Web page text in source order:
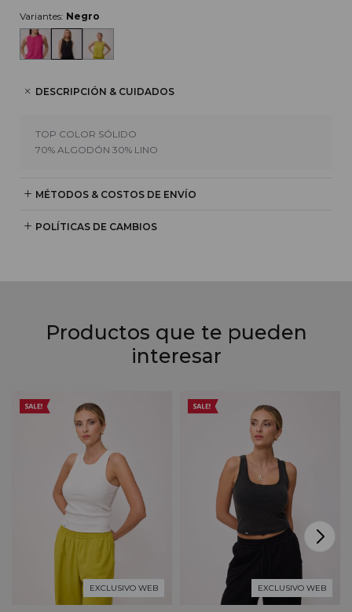
Variantes: Negro
DESCRIPCIÓN & CUIDADOS
TOP COLOR SÓLIDO
70% ALGODÓN 30% LINO
MÉTODOS & COSTOS DE ENVÍO
POLÍTICAS DE CAMBIOS
Productos que te pueden
interesar
EXCLUSIVO WEB EXCLUSIVO WEB